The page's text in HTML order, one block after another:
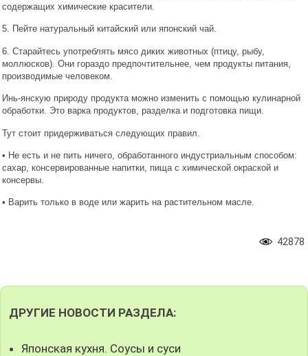
содержащих химические красители.
5. Пейте натуральный китайский или японский чай.
6. Старайтесь употреблять мясо диких животных (птицу, рыбу,
моллюсков). Они гораздо предпочтительнее, чем продукты питания,
производимые человеком.
Инь-янскую природу продукта можно изменить с помощью кулинарной
обработки. Это варка продуктов, разделка и подготовка пищи.
Тут стоит придерживаться следующих правил.
• Не есть и не пить ничего, обработанного индустриальным способом:
сахар, консервированные напитки, пища с химической окраской и
консервы.
• Варить только в воде или жарить на растительном масле.
42878
ДРУГИЕ НОВОСТИ РАЗДЕЛА:
Японская кухня. Соусы и суси